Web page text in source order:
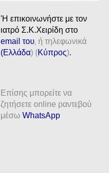
'H επικοινωνήστε με τον
ιατρό Σ.Κ.Χειρίδη στο
email του ή τηλεφωνικά
(Ελλάδα) (Κύπρος).
Επίσης μπορείτε να
ζητήσετε online ραντεβού
μέσωWhatsApp